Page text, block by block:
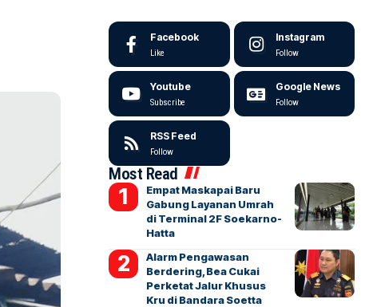
Facebook
Like
Instagram
Follow
Youtube
Subscribe
Google News
Follow
RSS Feed
Follow
Most Read
Empat Maskapai Baru
Gabung Layanan Umrah
di Terminal 2F Soekarno-
Hatta
Alarm Pengawasan
Berdering, Bea Cukai
Perketat Jalur Khusus
Kru di Bandara Soetta